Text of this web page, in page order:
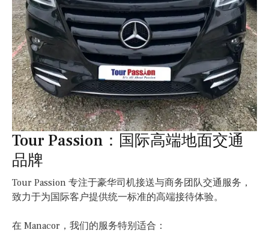
Tour Passion：国际高端地面交通
品牌
Tour Passion 专注于豪华司机接送与商务团队交通服务，
致力于为国际客户提供统一标准的高端接待体验。
在 Manacor，我们的服务特别适合：